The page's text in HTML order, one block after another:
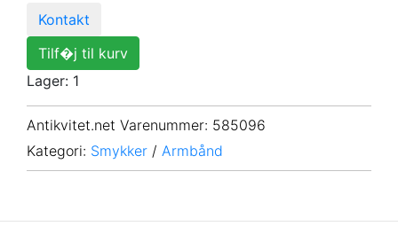
Kontakt
Tilf�j til kurv
Lager: 1
Antikvitet.net Varenummer: 585096
Kategori: Smykker / Armbånd